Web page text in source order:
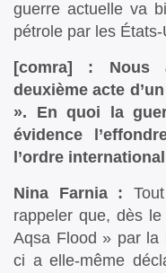
guerre actuelle va
pétrole par les États-
[comra] : Nous
deuxième acte
». En quoi la
évidence
l’ordre
Nina Farnia :
rappeler que, dès
Aqsa Flood » par la
ci a elle-même